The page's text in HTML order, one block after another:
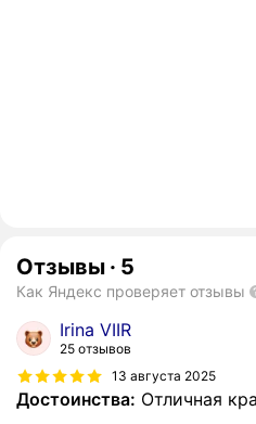
Отзывы · 5
Как Яндекс проверяет отзывы
Irina VIIR
25 отзывов
13 августа 2025
Достоинства: Отличная